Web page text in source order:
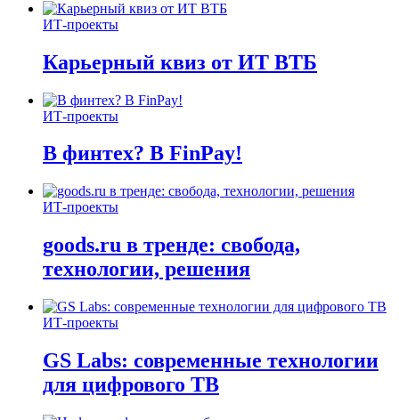
ИТ-проекты
Карьерный квиз от ИТ ВТБ
ИТ-проекты
В финтех? В FinPay!
ИТ-проекты
goods.ru в тренде: свобода,
технологии, решения
ИТ-проекты
GS Labs: современные технологии
для цифрового ТВ